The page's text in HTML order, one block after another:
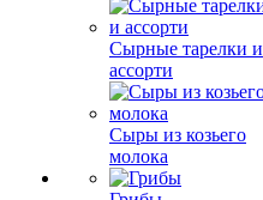
Сырные тарелки и
ассорти
Сыры из козьего
молока